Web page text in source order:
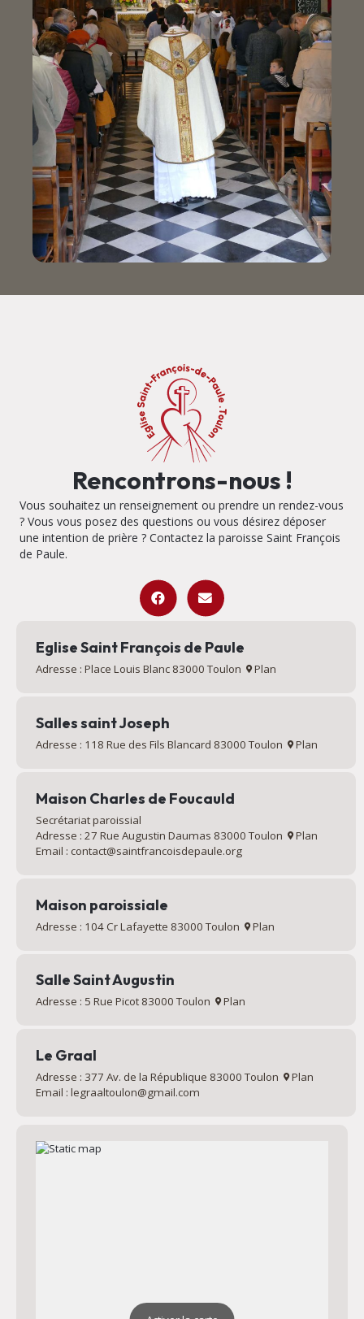
Rencontrons-nous !
Vous souhaitez un renseignement ou prendre un rendez-vous
? Vous vous posez des questions ou vous désirez déposer
une intention de prière ? Contactez la paroisse Saint François
de Paule.
Eglise Saint François de Paule
Adresse : Place Louis Blanc 83000 Toulon Plan
Salles saint Joseph
Adresse : 118 Rue des Fils Blancard 83000 Toulon Plan
Maison Charles de Foucauld
Secrétariat paroissial
Adresse : 27 Rue Augustin Daumas 83000 Toulon
Plan
Email : contact@saintfrancoisdepaule.org
Maison paroissiale
Adresse : 104 Cr Lafayette 83000 Toulon Plan
Salle Saint Augustin
Adresse : 5 Rue Picot 83000 Toulon Plan
Le Graal
Adresse : 377 Av. de la République 83000 Toulon
Plan
Email : legraaltoulon@gmail.com